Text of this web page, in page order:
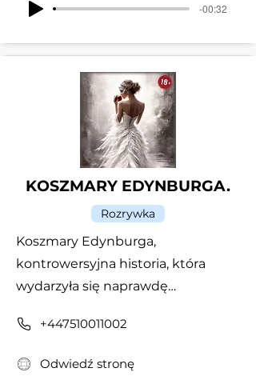
-00:32
KOSZMARY EDYNBURGA.
Rozrywka
Koszmary Edynburga,
kontrowersyjna historia, która
wydarzyła się naprawdę…
+447510011002
Odwiedź stronę